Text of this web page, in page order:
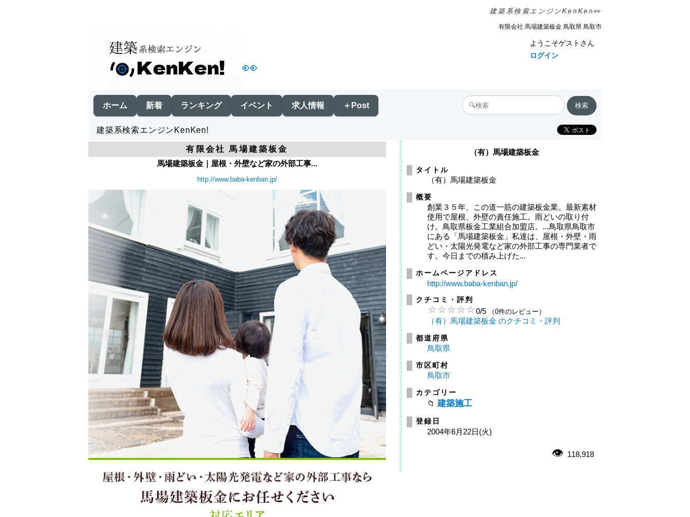
建築系検索エンジンKenKen👀
有限会社 馬場建築板金 鳥取県 鳥取市
👀
ようこそゲストさん
ログイン
ホーム 新着 ランキング イベント 求人情報 ＋Post
建築系検索エンジンKenKen!
有限会社 馬場建築板金
馬場建築板金｜屋根・外壁など家の外部工事...
http://www.baba-kenban.jp/
（有）馬場建築板金
タイトル
（有）馬場建築板金
概要
創業３５年、この道一筋の建築板金業。最新素材
使用で屋根、外壁の責任施工。雨どいの取り付
け。鳥取県板金工業組合加盟店。...鳥取県鳥取市
にある「馬場建築板金」私達は、屋根・外壁・雨
どい・太陽光発電など家の外部工事の専門業者で
す。今日までの積み上げた...
ホームページアドレス
http://www.baba-kenban.jp/
クチコミ・評判
0/5 （0件のレビュー）
（有）馬場建築板金 のクチコミ・評判
都道府県
鳥取県
市区町村
鳥取市
カテゴリー
建築施工
登録日
2004年6月22日(火)
118,918